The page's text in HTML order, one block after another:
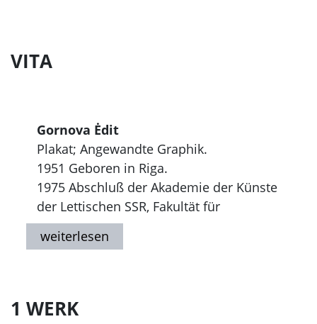
VITA
Gornova Ėdit
Plakat; Angewandte Graphik.
1951 Geboren in Riga.
1975 Abschluß der Akademie der Künste
der Lettischen SSR, Fakultät für
Innendekoration und Einrichtung.
Arbeitet im Bereich Plakat und
1980 und 1982 Ehrenpreise des
1 WERK